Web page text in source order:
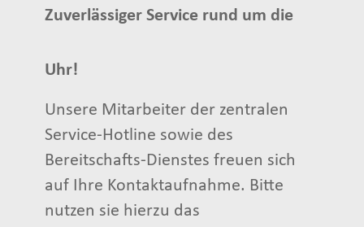
Zuverlässiger Service rund um die
Uhr!
Unsere Mitarbeiter der zentralen
Service-Hotline sowie des
Bereitschafts-Dienstes freuen sich
auf Ihre Kontaktaufnahme. Bitte
nutzen sie hierzu das